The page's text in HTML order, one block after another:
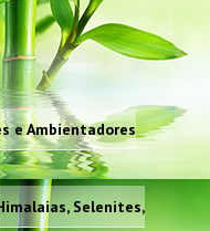
e Ambientadores
Selenites,